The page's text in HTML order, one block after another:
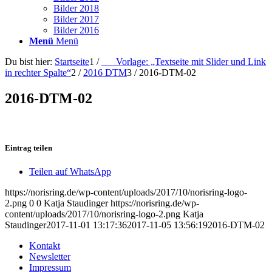
Bilder 2018
Bilder 2017
Bilder 2016
Menü Menü
Du bist hier: Startseite1 /
___Vorlage: „Textseite mit Slider und Link
in rechter Spalte“2 / 2016 DTM3 / 2016-DTM-02
2016-DTM-02
Eintrag teilen
Teilen auf WhatsApp
https://norisring.de/wp-content/uploads/2017/10/norisring-logo-
2.png 0 0 Katja Staudinger https://norisring.de/wp-
content/uploads/2017/10/norisring-logo-2.png Katja
Staudinger2017-11-01 13:17:362017-11-05 13:56:192016-DTM-02
Kontakt
Newsletter
Impressum